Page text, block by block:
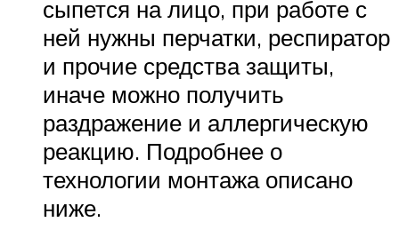
сыпется на лицо, при работе с
ней нужны перчатки, респиратор
и прочие средства защиты,
иначе можно получить
раздражение и аллергическую
реакцию. Подробнее о
технологии монтажа описано
ниже.